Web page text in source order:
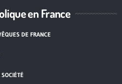
en France
DE FRANCE